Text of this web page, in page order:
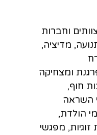
וחברות
מדיציה,
ומצחיקה
חוף,
השראה
הולדת,
זוגיות, מפגשי